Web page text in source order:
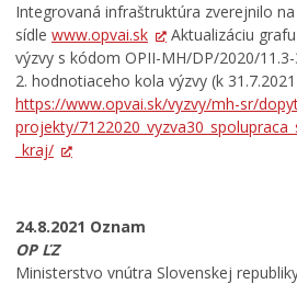
Integrovaná infraštruktúra zverejnilo
sídle www.opvai.sk Aktualizáciu grafu
výzvy s kódom OPII-MH/DP/2020/
2. hodnotiaceho kola výzvy (k
https://www.opvai.sk/vyzvy/mh-sr/
projekty/
_kraj/
24.8.2021 Oznam
OP ĽZ
Ministerstvo vnútra Slovenskej